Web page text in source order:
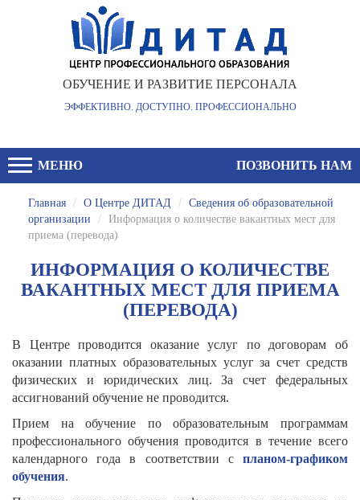
ОБУЧЕНИЕ И РАЗВИТИЕ ПЕРСОНАЛА
ЭФФЕКТИВНО. ДОСТУПНО. ПРОФЕССИОНАЛЬНО
МЕНЮ ПОЗВОНИТЬ НАМ
Главная / О Центре ДИТАД / Сведения об образовательной
организации
/ Информация о количестве вакантных мест для
приема (перевода)
ИНФОРМАЦИЯ О КОЛИЧЕСТВЕ
ВАКАНТНЫХ МЕСТ ДЛЯ ПРИЕМА
(ПЕРЕВОДА)
В Центре проводится оказание услуг по договорам об
оказании платных образовательных услуг за счет средств
физических и юридических лиц. За счет федеральных
ассигнований обучение не проводится.
Прием на обучение по образовательным программам
профессионального обучения проводится в течение всего
календарного года в соответствии с планом-графиком
обучения.